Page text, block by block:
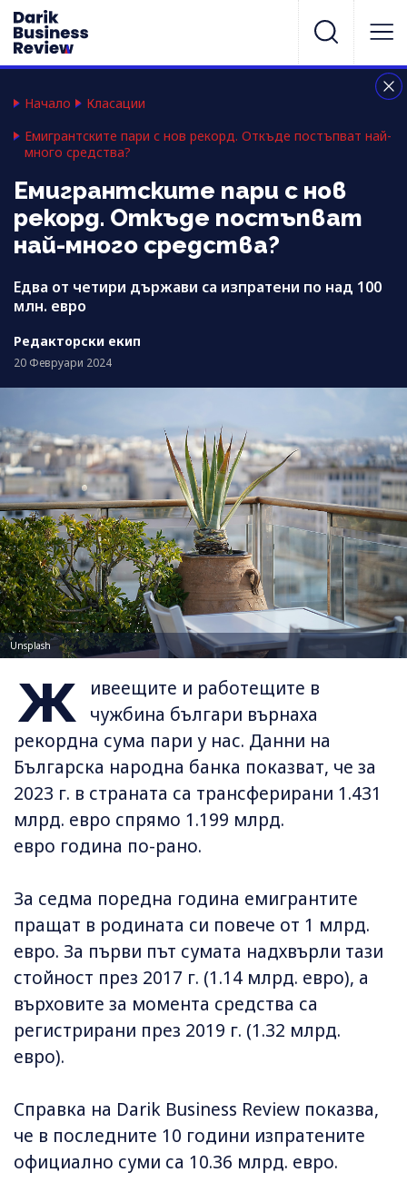
Начало
Класации
Емигрантските пари с нов рекорд. Откъде постъпват най-
много средства?
Емигрантските пари с нов
рекорд. Откъде постъпват
най-много средства?
Едва от четири държави са изпратени по над 100
млн. евро
Редакторски екип
20 Февруари 2024
Unsplash
Ж
ивеещите и работещите в
чужбина българи върнаха
рекордна сума пари у нас. Данни на
Българска народна банка показват, че за
2023 г. в страната са трансферирани 1.431
млрд. евро спрямо 1.199 млрд.
евро година по-рано.
За седма поредна година емигрантите
пращат в родината си повече от 1 млрд.
евро. За първи път сумата надхвърли тази
стойност през 2017 г. (1.14 млрд. евро), а
върховите за момента средства са
регистрирани през 2019 г. (1.32 млрд.
евро).
Справка на Darik Business Review показва,
че в последните 10 години изпратените
официално суми са 10.36 млрд. евро.